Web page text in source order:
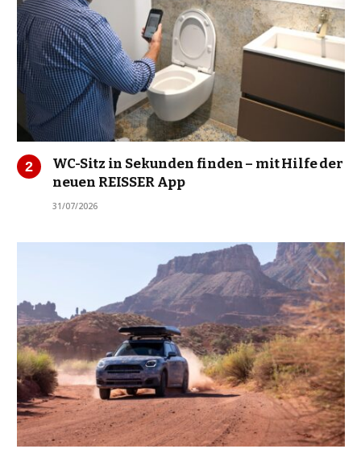
WC-Sitz in Sekunden finden – mit Hilfe der
neuen REISSER App
31/07/2026